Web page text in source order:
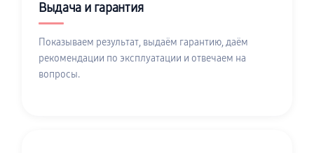
Выдача и гарантия
Показываем результат, выдаём гарантию, даём
рекомендации по эксплуатации и отвечаем на
вопросы.